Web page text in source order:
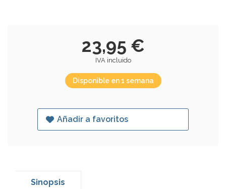
23,95 €
IVA incluido
Disponible en 1 semana
Añadir a favoritos
Sinopsis